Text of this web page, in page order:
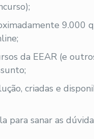
9.000
da EEAR (e
criadas e
para sanar as